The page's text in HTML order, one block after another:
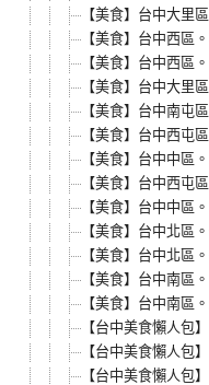
【美食】台中大里
【美食】台中西區
【美食】台中西區
【美食】台中大里
【美食】台中南屯
【美食】台中西屯
【美食】台中中區
【美食】台中西屯
【美食】台中中區
【美食】台中北區
【美食】台中北區
【美食】台中南區
【美食】台中南區
【台中美食懶人包
【台中美食懶人包
【台中美食懶人包